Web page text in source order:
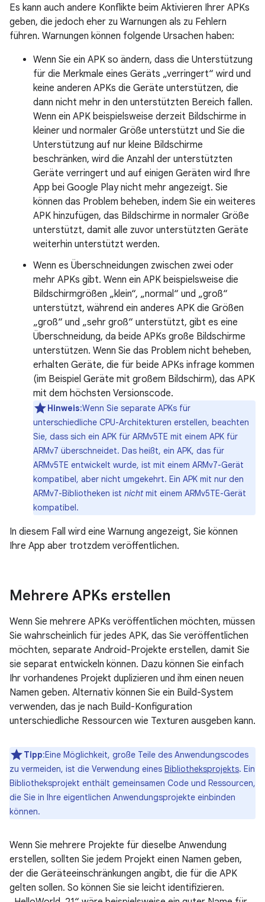
Es kann auch andere Konflikte beim Aktivieren Ihrer APKs
geben, die jedoch eher zu Warnungen als zu Fehlern
führen. Warnungen können folgende Ursachen haben:
Wenn Sie ein APK so ändern, dass die Unterstützung
für die Merkmale eines Geräts „verringert“ wird und
keine anderen APKs die Geräte unterstützen, die
dann nicht mehr in den unterstützten Bereich fallen.
Wenn ein APK beispielsweise derzeit Bildschirme in
kleiner und normaler Größe unterstützt und Sie die
Unterstützung auf nur kleine Bildschirme
beschränken, wird die Anzahl der unterstützten
Geräte verringert und auf einigen Geräten wird Ihre
App bei Google Play nicht mehr angezeigt. Sie
können das Problem beheben, indem Sie ein weiteres
APK hinzufügen, das Bildschirme in normaler Größe
unterstützt, damit alle zuvor unterstützten Geräte
weiterhin unterstützt werden.
Wenn es Überschneidungen zwischen zwei oder
mehr APKs gibt. Wenn ein APK beispielsweise die
Bildschirmgrößen „klein“, „normal“ und „groß“
unterstützt, während ein anderes APK die Größen
„groß“ und „sehr groß“ unterstützt, gibt es eine
Überschneidung, da beide APKs große Bildschirme
unterstützen. Wenn Sie das Problem nicht beheben,
erhalten Geräte, die für beide APKs infrage kommen
(im Beispiel Geräte mit großem Bildschirm), das APK
mit dem höchsten Versionscode.
Hinweis:Wenn Sie separate APKs für
unterschiedliche CPU-Architekturen erstellen, beachten
Sie, dass sich ein APK für ARMv5TE mit einem APK für
ARMv7 überschneidet. Das heißt, ein APK, das für
ARMv5TE entwickelt wurde, ist mit einem ARMv7-Gerät
kompatibel, aber nicht umgekehrt. Ein APK mit nur den
ARMv7-Bibliotheken ist nicht mit einem ARMv5TE-Gerät
kompatibel.
In diesem Fall wird eine Warnung angezeigt, Sie können
Ihre App aber trotzdem veröffentlichen.
Mehrere APKs erstellen
Wenn Sie mehrere APKs veröffentlichen möchten, müssen
Sie wahrscheinlich für jedes APK, das Sie veröffentlichen
möchten, separate Android-Projekte erstellen, damit Sie
sie separat entwickeln können. Dazu können Sie einfach
Ihr vorhandenes Projekt duplizieren und ihm einen neuen
Namen geben. Alternativ können Sie ein Build-System
verwenden, das je nach Build-Konfiguration
unterschiedliche Ressourcen wie Texturen ausgeben kann.
Tipp:Eine Möglichkeit, große Teile des Anwendungscodes
zu vermeiden, ist die Verwendung eines Bibliotheksprojekts. Ein
Bibliotheksprojekt enthält gemeinsamen Code und Ressourcen,
die Sie in Ihre eigentlichen Anwendungsprojekte einbinden
können.
Wenn Sie mehrere Projekte für dieselbe Anwendung
erstellen, sollten Sie jedem Projekt einen Namen geben,
der die Geräteeinschränkungen angibt, die für die APK
gelten sollen. So können Sie sie leicht identifizieren.